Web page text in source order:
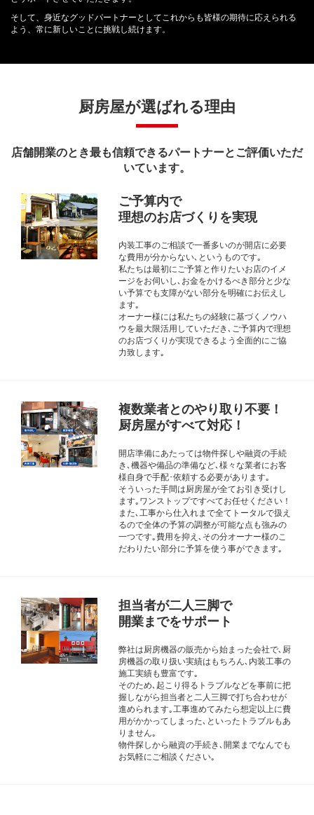
そして、身近なグッドパートナーとしてこれからも皆様の期待に応えられる
よう、常に新しいことに挑戦し続けます。
厨房屋が選ばれる理由
店舗開業のとき最も信頼できるパートナーとご評価いただ
いています。
ご予算内で
理想のお店づくりを実現
内装工事のご相談で一番多いのが開店に必要
な費用が分からない､というものです｡
私たちは最初にご予算と作りたいお店のイメ
ージをお伺いし､お金をかけるべき部分と少な
い予算でも支障がない部分を明確にお伝えし
ます｡
オーナー様には私たちの経験に基づくノウハ
ウを最大限活用していただき､ご予算内で理想
のお店づくりが実現できるよう全面的にご協
力致します｡
複数業者とのやり取り不要！
厨房屋がすべて対応！
開店準備にあたっては物件探しや融資の手続
き､機器や備品の準備など､様々な業者にお客
様自身で手配･依頼する必要があります｡
そういった手間は厨房屋が全てお引き受けし
ます｡ワンストップですべてお任せください！
また､工事から仕入れまで全てトータルで扱え
るので全体の予算の調整が可能な点も強みの
一つです｡費用を抑え､その分オーナー様のこ
だわりたい部分に予算を使う事ができます｡
担当者が二人三脚で
開業までをサポート
弊社は厨房機器の販売から始まった会社で､厨
房機器の取り扱い実績はもちろん､内装工事の
施工実績も豊富です｡
そのため､起こり得るトラブルなどを事前に把
握しながら担当者と二人三脚で打ち合わせが
進められます｡工事進めてみたら想定以上に費
用がかかってしまった､といったトラブルもあ
りません｡
物件探しから融資の手続き､開業までなんでも
お気軽にご相談ください｡